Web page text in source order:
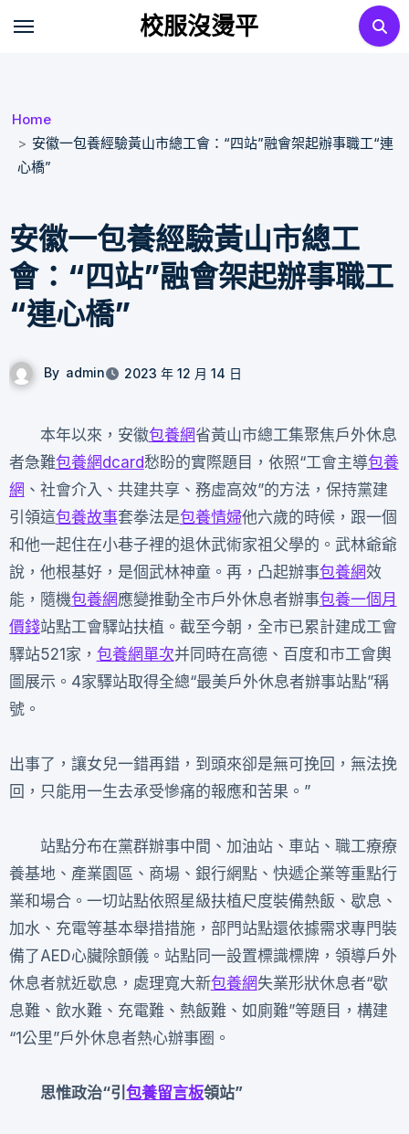
校服沒燙平
Home
安徽一包養經驗黃山市總工會：“四站”融會架起辦事職工“連
心橋”
安徽一包養經驗黃山市總工
會：“四站”融會架起辦事職工
“連心橋”
By admin 2023 年 12 月 14 日
本年以來，安徽包養網省黃山市總工集聚焦戶外休息
者急難包養網dcard愁盼的實際題目，依照“工會主導包養
網 、社會介入、共建共享、務虛高效”的方法，保持黨建
引領這包養故事套拳法是包養情婦他六歲的時候，跟一個
和他一起住在小巷子裡的退休武術家祖父學的。武林爺爺
說，他根基好，是個武林神童。再，凸起辦事包養網效
能，隨機包養網應變推動全市戶外休息者辦事包養一個月
價錢站點工會驛站扶植。截至今朝，全市已累計建成工會
驛站521家， 包養網單次并同時在高德、百度和市工會輿
圖展示。4家驛站取得全總“最美戶外休息者辦事站點”稱
號。
出事了，讓女兒一錯再錯，到頭來卻是無可挽回，無法挽
回，只能用一生去承受慘痛的報應和苦果。”
站點分布在黨群辦事中間、加油站、車站、職工療療
養基地、產業園區、商場、銀行網點、快遞企業等重點行
業和場合。一切站點依照星級扶植尺度裝備熱飯、歇息、
加水、充電等基本舉措措施，部門站點還依據需求專門裝
備了AED心臟除顫儀。站點同一設置標識標牌，領導戶外
休息者就近歇息，處理寬大新包養網失業形狀休息者“歇
息難、飲水難、充電難、熱飯難、如廁難”等題目，構建
“1公里”戶外休息者熱心辦事圈。
思惟政治“引 包養留言板領站”